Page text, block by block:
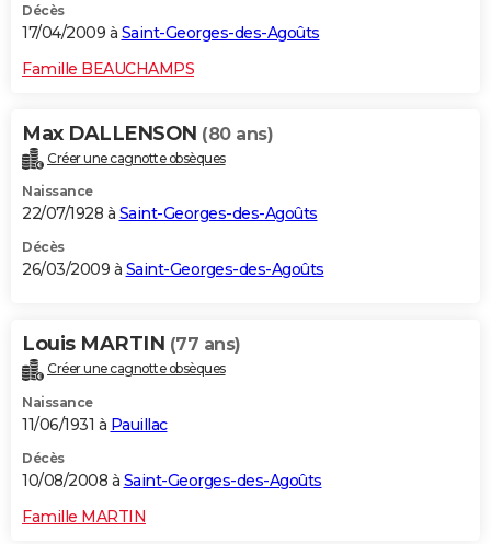
Décès
17/04/2009 à Saint-Georges-des-Agoûts
Famille BEAUCHAMPS
Max DALLENSON (80 ans)
Créer une cagnotte obsèques
Naissance
22/07/1928 à Saint-Georges-des-Agoûts
Décès
26/03/2009 à Saint-Georges-des-Agoûts
Louis MARTIN (77 ans)
Créer une cagnotte obsèques
Naissance
11/06/1931 à Pauillac
Décès
10/08/2008 à Saint-Georges-des-Agoûts
Famille MARTIN